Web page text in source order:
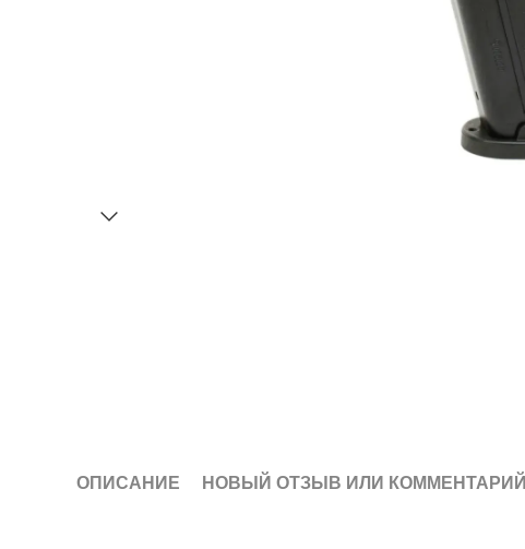
ОПИСАНИЕ НОВЫЙ ОТЗЫВ ИЛИ КОММЕНТАРИЙ